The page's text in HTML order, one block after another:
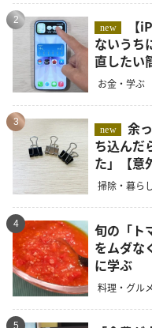
2
new
ないうち
直したい
お金・学ぶ
3
new
余った「ダブルクリップ」を車に持
ち込んだ
た」【意
掃除・暮ら
4
旬の「ト
をムダな
に学ぶ
料理・グル